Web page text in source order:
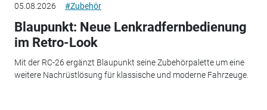
05.08.2026 #Zubehör
Blaupunkt: Neue Lenkradfernbedienung
im Retro-Look
Mit der RC-26 ergänzt Blaupunkt seine Zubehörpalette um eine
weitere Nachrüstlösung für klassische und moderne Fahrzeuge.